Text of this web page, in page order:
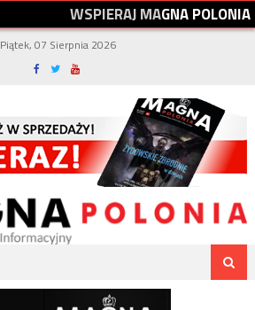
WSPIERAJMAGNAPOLONIA
Piątek, 07 Sierpnia 2026